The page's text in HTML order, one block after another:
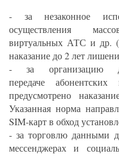
- за незаконное
осуществления
виртуальных АТС и др.
наказание до 2 лет
- за организацию
передаче
предусмотрено
Указанная норма
SIM-карт в обход
- за торговлю данными
мессенджерах и